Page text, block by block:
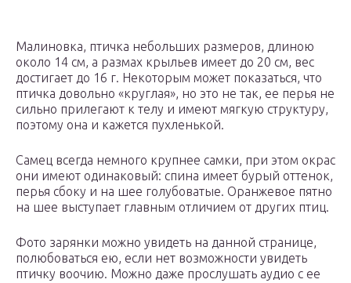
Малиновка, птичка небольших размеров, длиною
около 14 см, а размах крыльев имеет до 20 см, вес
достигает до 16 г. Некоторым может показаться, что
птичка довольно «круглая», но это не так, ее перья не
сильно прилегают к телу и имеют мягкую структуру,
поэтому она и кажется пухленькой.
Самец всегда немного крупнее самки, при этом окрас
они имеют одинаковый: спина имеет бурый оттенок,
перья сбоку и на шее голубоватые. Оранжевое пятно
на шее выступает главным отличием от других птиц.
Фото зарянки можно увидеть на данной странице,
полюбоваться ею, если нет возможности увидеть
птичку воочию. Можно даже прослушать аудио с ее